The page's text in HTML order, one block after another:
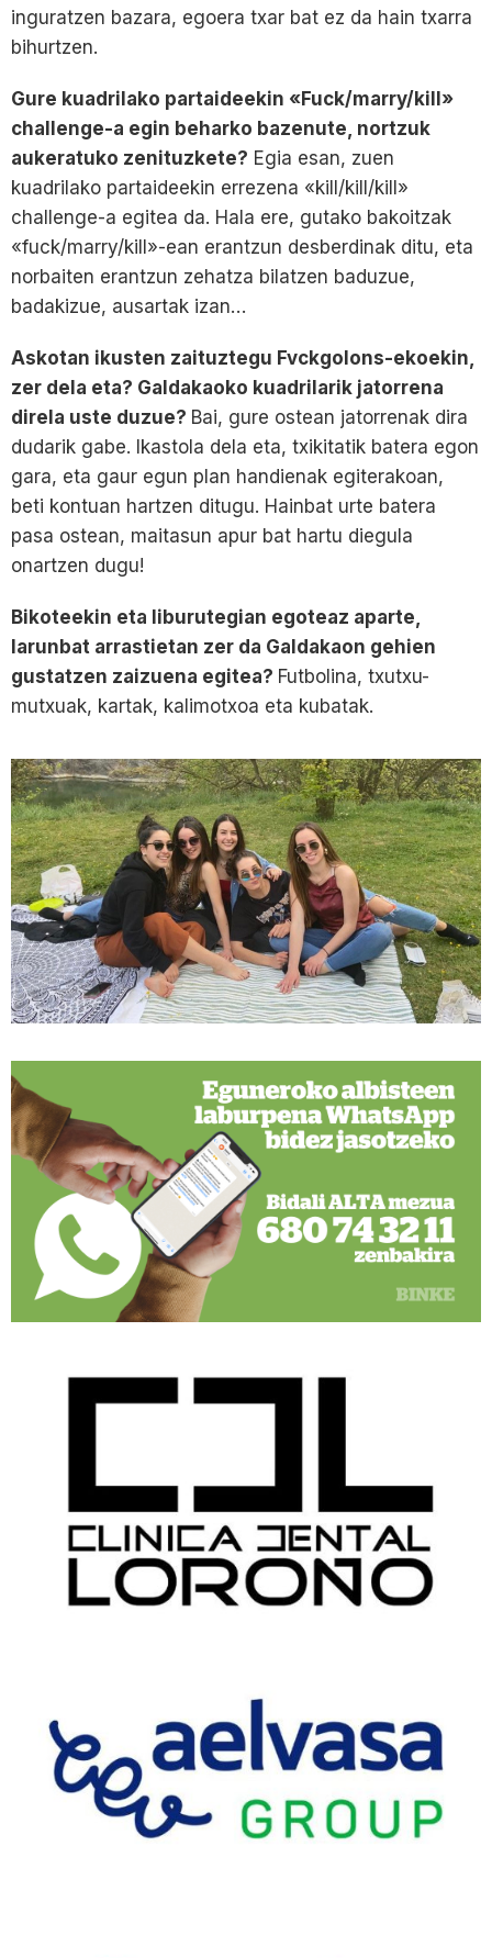
inguratzen bazara, egoera txar bat ez da hain txarra
bihurtzen.
Gure kuadrilako partaideekin «Fuck/marry/kill»
challenge-a egin beharko bazenute, nortzuk
aukeratuko zenituzkete? Egia esan, zuen
kuadrilako partaideekin errezena «kill/kill/kill»
challenge-a egitea da. Hala ere, gutako bakoitzak
«fuck/marry/kill»-ean erantzun desberdinak ditu, eta
norbaiten erantzun zehatza bilatzen baduzue,
badakizue, ausartak izan…
Askotan ikusten zaituztegu Fvckgolons-ekoekin,
zer dela eta? Galdakaoko kuadrilarik jatorrena
direla uste duzue? Bai, gure ostean jatorrenak dira
dudarik gabe. Ikastola dela eta, txikitatik batera egon
gara, eta gaur egun plan handienak egiterakoan,
beti kontuan hartzen ditugu. Hainbat urte batera
pasa ostean, maitasun apur bat hartu diegula
onartzen dugu!
Bikoteekin eta liburutegian egoteaz aparte,
larunbat arrastietan zer da Galdakaon gehien
gustatzen zaizuena egitea? Futbolina, txutxu-
mutxuak, kartak, kalimotxoa eta kubatak.